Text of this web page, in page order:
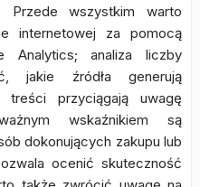
Przede wszystkim warto
internetowej za pomocą
Analytics; analiza liczby
jakie źródła generują
przyciągają uwagę
wskaźnikiem są
dokonujących zakupu lub
ocenić skuteczność